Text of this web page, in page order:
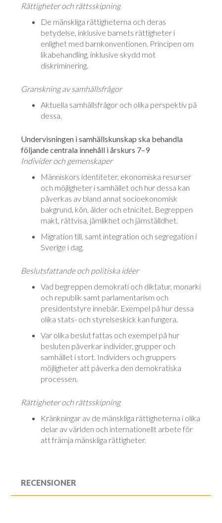
Rättigheter och rättsskipning
De mänskliga rättigheterna och deras
betydelse, inklusive barnets rättigheter i
enlighet med barnkonventionen. Principen om
likabehandling, inklusive skydd mot
diskriminering.
Granskning av samhällsfrågor
Aktuella samhällsfrågor och olika perspektiv på
dessa.
Undervisningen i samhällskunskap ska behandla
följande centrala innehåll i årskurs 7–9
Individer och gemenskaper
Människors identiteter, ekonomiska resurser
och möjligheter i samhället och hur dessa kan
påverkas av bland annat socioekonomisk
bakgrund, kön, ålder och etnicitet. Begreppen
makt, rättvisa, jämlikhet och jämställdhet.
Migration till, samt integration och segregation i
Sverige i dag.
Beslutsfattande och politiska idéer
Vad begreppen demokrati och diktatur, monarki
och republik samt parlamentarism och
presidentstyre innebär. Exempel på hur dessa
olika stats- och styrelseskick kan fungera.
Var olika beslut fattas och exempel på hur
besluten påverkar individer, grupper och
samhället i stort. Individers och gruppers
möjligheter att påverka den demokratiska
processen.
Rättigheter och rättsskipning
Kränkningar av de mänskliga rättigheterna i olika
delar av världen och internationellt arbete för
att främja mänskliga rättigheter.
RECENSIONER